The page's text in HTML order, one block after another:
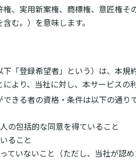
権、実用新案権、商標権、意匠権
む。）を意味します。
「登録希望者」という）は、本
より、当社に対し、本サービスの
きる者の資格・条件は以下の通り
の包括的な同意を得ていること
ること
ていないこと（ただし、当社が認め